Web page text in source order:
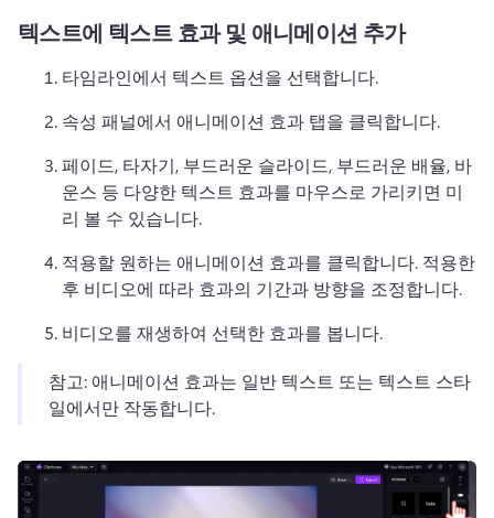
텍스트에 텍스트 효과 및 애니메이션 추가
타임라인에서 텍스트 옵션을 선택합니다.
속성 패널에서 애니메이션 효과 탭을 클릭합니다.
페이드, 타자기, 부드러운 슬라이드, 부드러운 배율, 바
운스 등 다양한 텍스트 효과를 마우스로 가리키면 미
리 볼 수 있습니다.
적용할 원하는 애니메이션 효과를 클릭합니다. 적용한
후 비디오에 따라 효과의 기간과 방향을 조정합니다.
비디오를 재생하여 선택한 효과를 봅니다.
참고: 애니메이션 효과는 일반 텍스트 또는 텍스트 스타
일에서만 작동합니다.